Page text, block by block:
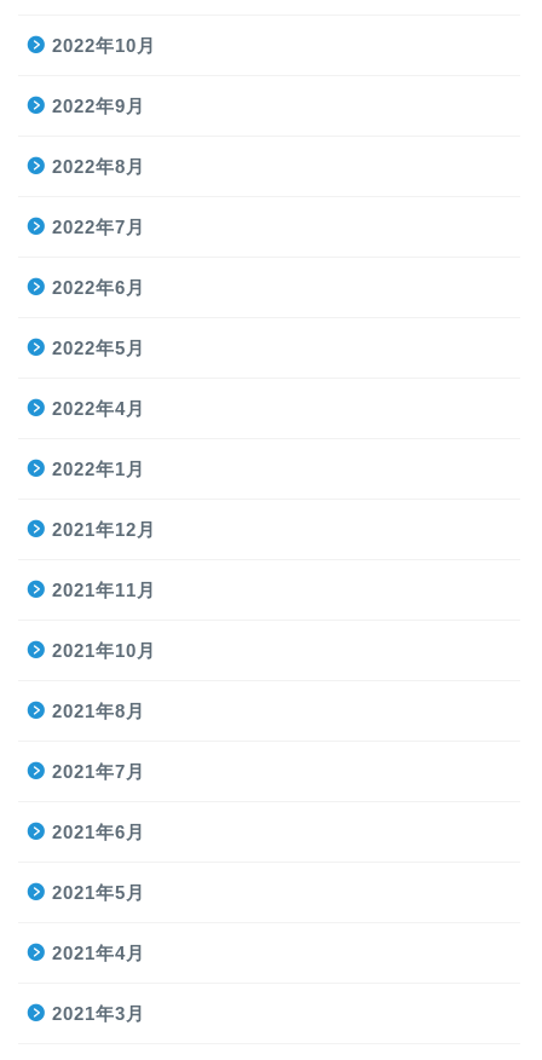
2022年10月
2022年9月
2022年8月
2022年7月
2022年6月
2022年5月
2022年4月
2022年1月
2021年12月
2021年11月
2021年10月
2021年8月
2021年7月
2021年6月
2021年5月
2021年4月
2021年3月